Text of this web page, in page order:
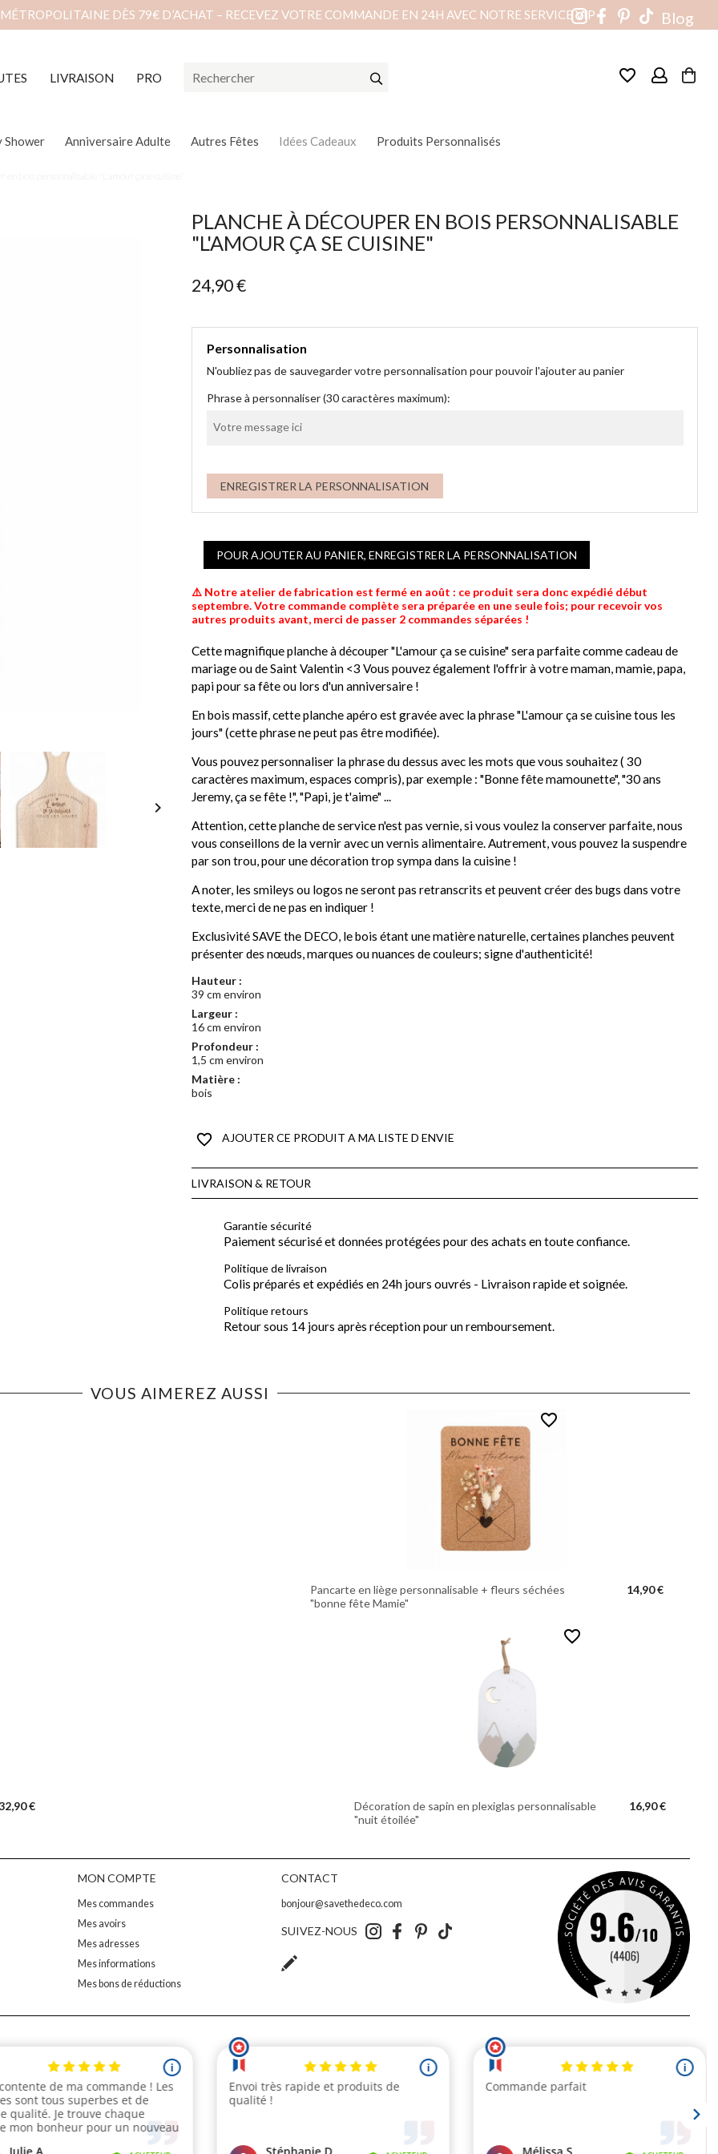
Blog
DÈS 79€ D’ACHAT – RECEVEZ VOTRE COMMANDE EN 24H AVEC NOTRE SERVICE VIP
LIVRAISON PRO favorite_border
Shower Anniversaire Adulte Autres Fêtes Idées Cadeaux Produits Personnalisés
en bois personnalisable "L'amour ça se cuisine"

PLANCHE À DÉCOUPER EN BOIS PERSONNALISABLE
"L'AMOUR ÇA SE CUISINE"
24,90 €
Personnalisation
N'oubliez pas de sauvegarder votre personnalisation pour pouvoir l'ajouter au panier
Phrase à personnaliser (30 caractères maximum):
ENREGISTRER LA PERSONNALISATION
POUR AJOUTER AU PANIER, ENREGISTRER LA PERSONNALISATION
⚠️ Notre atelier de fabrication est fermé en août : ce produit sera donc expédié début
septembre. Votre commande complète sera préparée en une seule fois; pour recevoir vos
autres produits avant, merci de passer 2 commandes séparées !
Cette magnifique planche à découper "L'amour ça se cuisine" sera parfaite comme cadeau de
mariage ou de Saint Valentin <3 Vous pouvez également l'offrir à votre maman, mamie, papa,
papi pour sa fête ou lors d'un anniversaire !
En bois massif, cette planche apéro est gravée avec la phrase "L'amour ça se cuisine tous les
jours" (cette phrase ne peut pas être modifiée).
Vous pouvez personnaliser la phrase du dessus avec les mots que vous souhaitez ( 30
caractères maximum, espaces compris), par exemple : "Bonne fête mamounette", "30 ans
Jeremy, ça se fête !", "Papi, je t'aime" ...
Attention, cette planche de service n'est pas vernie, si vous voulez la conserver parfaite, nous
vous conseillons de la vernir avec un vernis alimentaire. Autrement, vous pouvez la suspendre
par son trou, pour une décoration trop sympa dans la cuisine !
A noter, les smileys ou logos ne seront pas retranscrits et peuvent créer des bugs dans votre
texte, merci de ne pas en indiquer !
Exclusivité SAVE the DECO, le bois étant une matière naturelle, certaines planches peuvent
présenter des nœuds, marques ou nuances de couleurs; signe d'authenticité!
Hauteur :
39 cm environ
Largeur :
16 cm environ
Profondeur :
1,5 cm environ
Matière :
bois
favorite_border AJOUTER CE PRODUIT A MA LISTE D ENVIE
LIVRAISON & RETOUR
Garantie sécurité
Paiement sécurisé et données protégées pour des achats en toute confiance.
Politique de livraison
Colis préparés et expédiés en 24h jours ouvrés - Livraison rapide et soignée.
Politique retours
Retour sous 14 jours après réception pour un remboursement.
VOUS AIMEREZ AUSSI
favorite_border
Pancarte en liège personnalisable + fleurs séchées
"bonne fête Mamie"
14,90 €
€
favorite_border
Décoration de sapin en plexiglas personnalisable
"nuit étoilée"
16,90 €
MON COMPTE
Mes commandes
Mes avoirs
Mes adresses
Mes informations
Mes bons de réductions
CONTACT
bonjour@savethedeco.com
SUIVEZ-NOUS